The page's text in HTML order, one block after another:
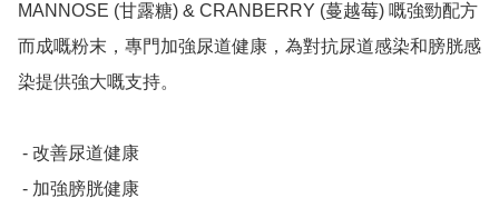
MANNOSE (甘露糖) & CRANBERRY (蔓越莓) 嘅強勁配方
而成嘅粉末，專門加強尿道健康，為對抗尿道感染和膀胱感
染提供強大嘅支持。